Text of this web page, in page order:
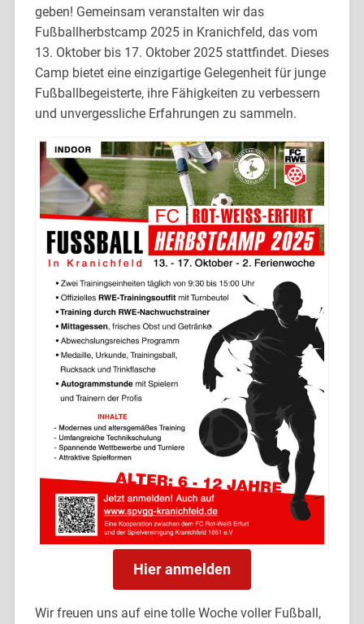
geben! Gemeinsam veranstalten wir das
Fußballherbstcamp 2025 in Kranichfeld, das vom
13. Oktober bis 17. Oktober 2025 stattfindet. Dieses
Camp bietet eine einzigartige Gelegenheit für junge
Fußballbegeisterte, ihre Fähigkeiten zu verbessern
und unvergessliche Erfahrungen zu sammeln.
Hier anmelden
Wir freuen uns auf eine tolle Woche voller Fußball,